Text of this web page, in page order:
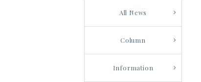
All News
Column
Information